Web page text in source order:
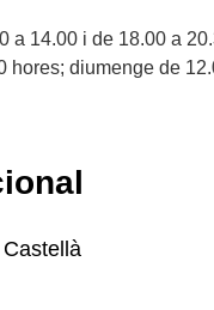
a 14.00 i de 18.00 a
hores; diumenge de